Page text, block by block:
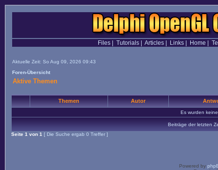
Files| Tutorials| Articles| Links| Home
Aktuelle Zeit: So Aug 09, 2026 09:43
Foren-Übersicht
Aktive Themen
Themen Autor
Es wurden
Beiträge der letzten
Seite 1 von 1 [ Die Suche ergab 0 Treffer ]
Powered by